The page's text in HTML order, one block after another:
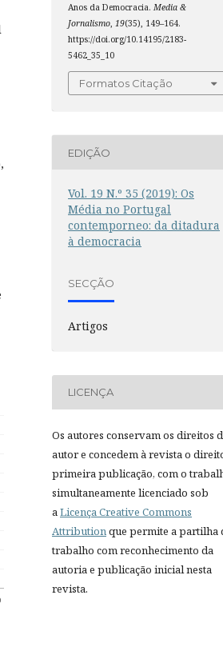
Anos da Democracia.Media &
Jornalismo,19(35), 149–164.
https://doi.org/10.14195/2183-
5462_35_10
Formatos Citação
EDIÇÃO
Vol. 19 N.º 35 (2019): Os
Média no Portugal
contemporneo: da ditadura
à democracia
SECÇÃO
Artigos
LICENÇA
Os autores conservam os direitos
autor e concedem à revista o
primeira publicação, com o
simultaneamente licenciado sob
a Licença Creative Commons
Attribution que permite a partilha
trabalho com reconhecimento da
autoria e publicação inicial nesta
revista.